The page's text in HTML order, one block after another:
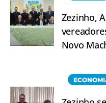
Zezinho,
Novo